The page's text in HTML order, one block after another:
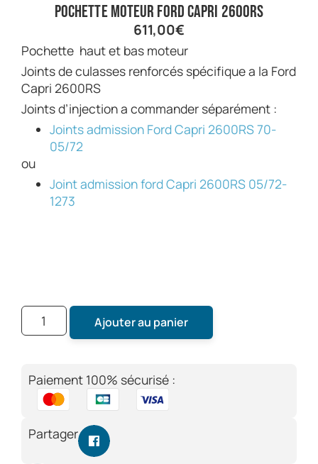
Pochette moteur Ford Capri 2600RS
611,00€
Pochette haut et bas moteur
Joints de culasses renforcés spécifique a la Ford
Capri 2600RS
Joints d’injection a commander séparément :
Joints admission Ford Capri 2600RS 70-
05/72
ou
Joint admission ford Capri 2600RS 05/72-
1273
Ajouter au panier
Paiement 100% sécurisé :
Partager